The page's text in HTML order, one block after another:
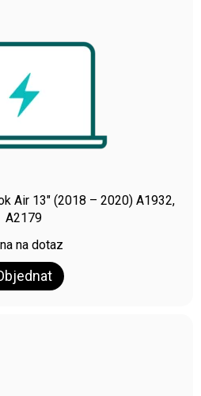
Air 13″ (2018 – 2020) A1932,
A2179
na dotaz